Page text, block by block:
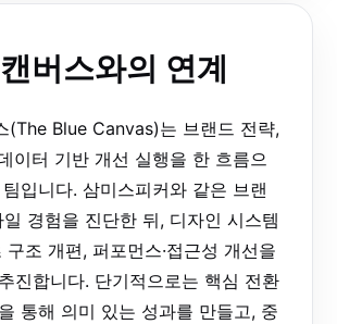
버스와의 연계
(The Blue Canvas)는 브랜드 전략,
이터 기반 개선 실행을 한 흐름으
입니다. 삼미스피커와 같은 브랜
경험을 진단한 뒤, 디자인 시스템
구조 개편, 퍼포먼스·접근성 개선을
진합니다. 단기적으로는 핵심 전환
통해 의미 있는 성과를 만들고, 중